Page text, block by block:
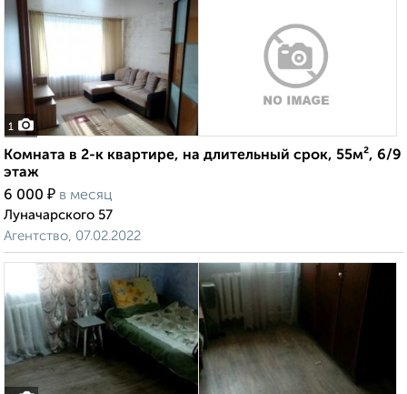
1
Комната в 2-к квартире, на длительный срок, 55м², 6/9
этаж
6 000 ₽ в месяц
Луначарского 57
Агентство, 07.02.2022